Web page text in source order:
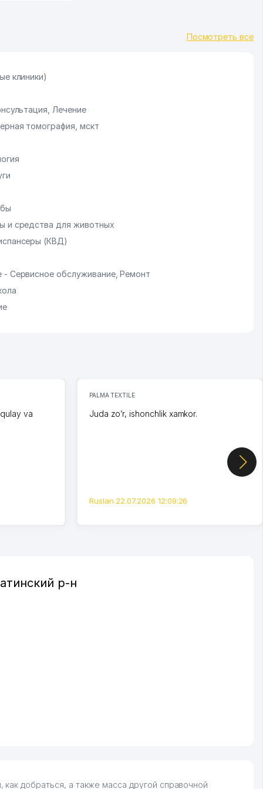
Посмотреть все
клиники)
Лечение
томография, мскт
и средства для животных
(КВД)
Сервисное обслуживание, Ремонт
va
PALMA TEXTILE
Juda zo’r, ishonchlik xamkor.
Ruslan 22.07.2026 12:09:26
р-н
добраться, а также масса другой справочной